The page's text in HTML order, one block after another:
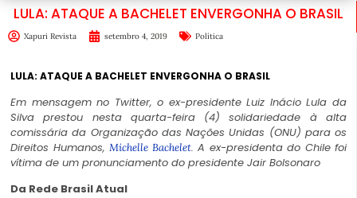
LULA: ATAQUE A BACHELET ENVERGONHA O BRASIL
Xapuri Revista setembro 4, 2019 Política
LULA: ATAQUE A BACHELET ENVERGONHA O BRASIL
Em mensagem no Twitter, o ex-presidente Luiz Inácio Lula da
Silva prestou nesta quarta-feira (4) solidariedade à alta
comissária da Organização das Nações Unidas (ONU) para os
Direitos Humanos, Michelle Bachelet. A ex-presidenta do Chile foi
vítima de um pronunciamento do presidente Jair Bolsonaro
Da Rede Brasil Atual